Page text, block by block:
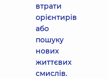
втрати
орієнтирів
або
пошуку
нових
життєвих
смислів.